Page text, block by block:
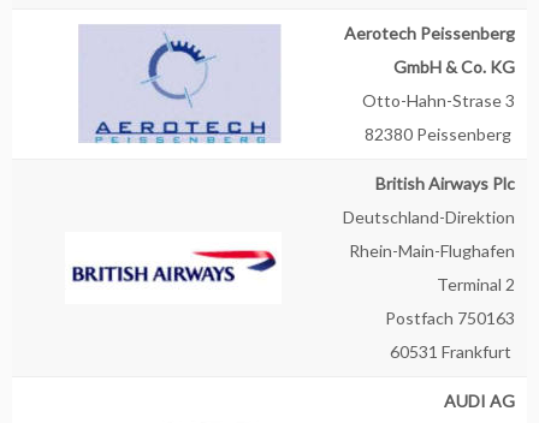
Aerotech Peissenberg
GmbH & Co. KG
Otto-Hahn-Strase 3
82380 Peissenberg
British Airways Plc
Deutschland-Direktion
Rhein-Main-Flughafen
Terminal 2
Postfach 750163
60531 Frankfurt
AUDI AG